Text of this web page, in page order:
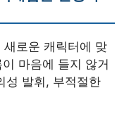
로운 캐릭터에 맞
마음에 들지 않거
성 발휘, 부적절한